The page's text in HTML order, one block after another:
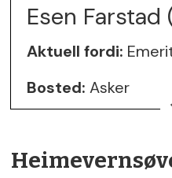
Esen Farstad
Aktuell fordi:
Bosted: Asker
en bonussønn